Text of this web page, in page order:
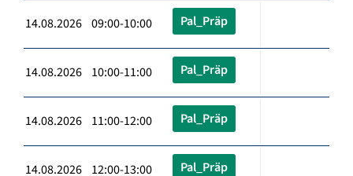
14.08.2026 09:00-10:00 Pal_Präp
14.08.2026 10:00-11:00 Pal_Präp
14.08.2026 11:00-12:00 Pal_Präp
14.08.2026 12:00-13:00 Pal_Präp